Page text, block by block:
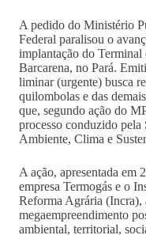
A pedido do Ministério
Federal paralisou o
implantação do
Barcarena, no Pará.
liminar (urgente) busca
quilombolas e das
que, segundo ação do
processo conduzido
Ambiente, Clima e
A ação, apresentada em
empresa Termogás e o
Reforma Agrária (Incra),
megaempreendimento
ambiental, territorial,